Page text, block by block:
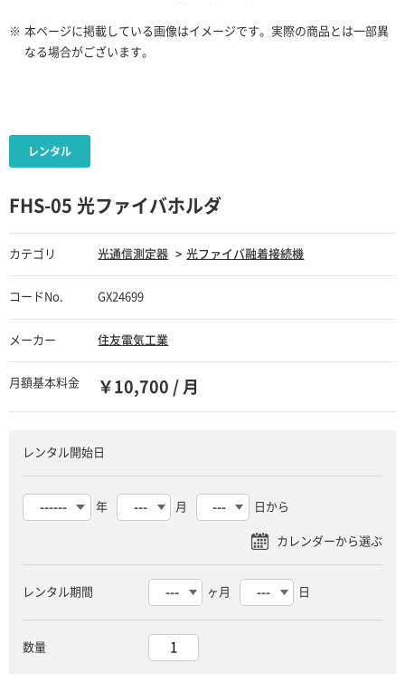
※ 本ページに掲載している画像はイメージです。実際の商品とは一部異
なる場合がございます。
FHS-05 光ファイバホルダ
カテゴリ 光通信測定器 光ファイバ融着接続機
コードNo. GX24699
メーカー 住友電気工業
月額基本料金 ￥10,700 / 月
レンタル開始日
年 月 日から
レンタル期間 ヶ月 日
数量